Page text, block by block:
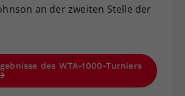
an der zweiten Stelle der
des WTA-1000-Turniers